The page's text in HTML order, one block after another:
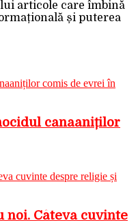
articole care îmbină
și puterea
canaaniților
noi. Câteva cuvinte